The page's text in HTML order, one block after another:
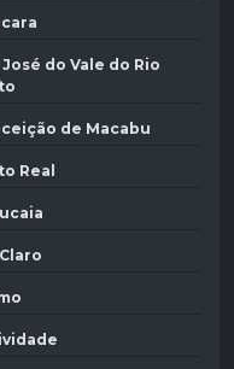
José do Vale do Rio
de Macabu
Real